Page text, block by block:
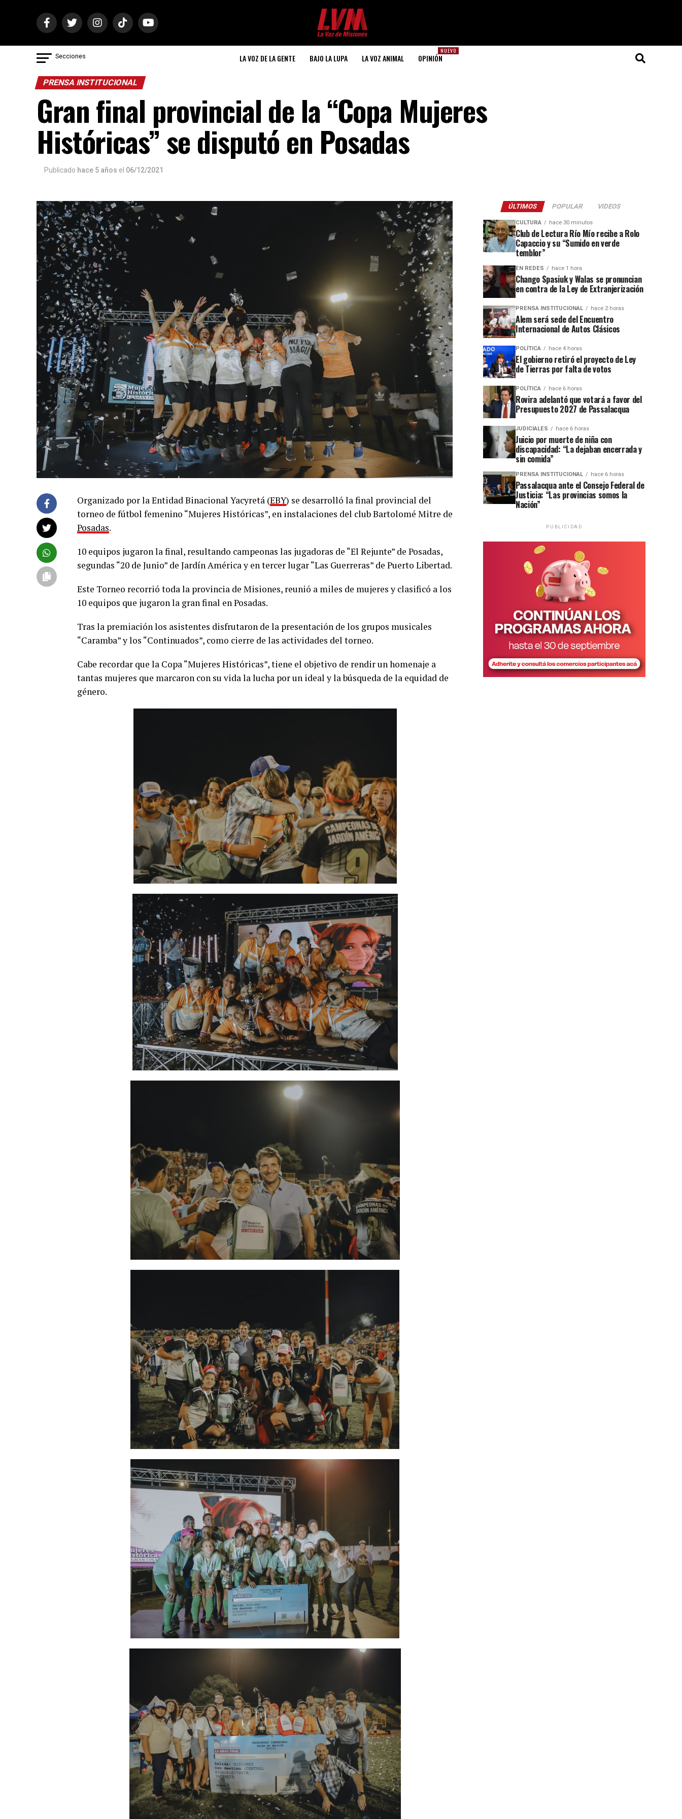
Secciones LA VOZ DE LA GENTE BAJO LA LUPA LA VOZ ANIMAL
NUEVO
OPINIÓN
PRENSA INSTITUCIONAL
Gran final provincial de la “Copa Mujeres
Históricas” se disputó en Posadas
Publicado hace 5 años el 06/12/2021
Organizado por la Entidad Binacional Yacyretá (EBY) se desarrolló la final provincial del
torneo de fútbol femenino “Mujeres Históricas”, en instalaciones del club Bartolomé Mitre de
Posadas.
10 equipos jugaron la final, resultando campeonas las jugadoras de “El Rejunte” de Posadas,
segundas “20 de Junio” de Jardín América y en tercer lugar “Las Guerreras” de Puerto Libertad.
Este Torneo recorrió toda la provincia de Misiones, reunió a miles de mujeres y clasificó a los
10 equipos que jugaron la gran final en Posadas.
Tras la premiación los asistentes disfrutaron de la presentación de los grupos musicales
“Caramba” y los “Continuados”, como cierre de las actividades del torneo.
Cabe recordar que la Copa “Mujeres Históricas”, tiene el objetivo de rendir un homenaje a
tantas mujeres que marcaron con su vida la lucha por un ideal y la búsqueda de la equidad de
género.
ÚLTIMOS POPULAR VIDEOS
CULTURA hace 30 minutos
Club de Lectura Río Mío recibe a Rolo
Capaccio y su “Sumido en verde
temblor”
EN REDES hace 1 hora
Chango Spasiuk y Walas se pronuncian
en contra de la Ley de Extranjerización
PRENSA INSTITUCIONAL hace 2 horas
Alem será sede del Encuentro
Internacional de Autos Clásicos
POLÍTICA hace 4 horas
El gobierno retiró el proyecto de Ley
de Tierras por falta de votos
POLÍTICA hace 6 horas
Rovira adelantó que votará a favor del
Presupuesto 2027 de Passalacqua
JUDICIALES hace 6 horas
Juicio por muerte de niña con
discapacidad: “La dejaban encerrada y
sin comida”
PRENSA INSTITUCIONAL hace 6 horas
Passalacqua ante el Consejo Federal de
Justicia: “Las provincias somos la
Nación”
PUBLICIDAD